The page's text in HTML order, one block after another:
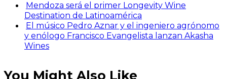
Mendoza será el primer Longevity Wine
Destination de Latinoamérica
El músico Pedro Aznar y el ingeniero agrónomo
y enólogo Francisco Evangelista lanzan Akasha
Wines
You Might Also Like